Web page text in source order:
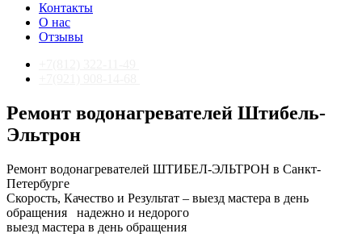
Контакты
О нас
Отзывы
Ремонт водонагревателей Штибель-
Эльтрон
Ремонт водонагревателей ШТИБЕЛ-ЭЛЬТРОН в Санкт-
Петербурге
Скорость, Качество и Результат – выезд мастера в день
обращения
надежно и недорого
выезд мастера в день обращения